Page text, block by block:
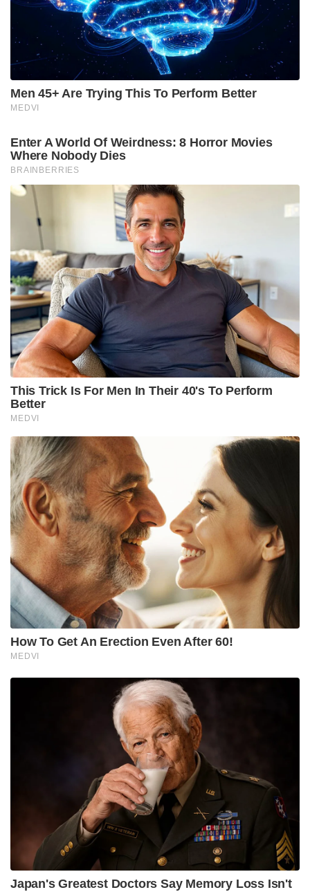
കംപ്യൂട്ടറുകളിലേക്ക് നുഴഞ്ഞു കയറുന്നതിനായി
ഫിഷിംഗ് ഇമെയിലുകളും വിദൂര ആക്സസ്
മാല്‍വെയറുകളുമാണ് സെെബര്‍ ആക്രമികള്‍
ഉപയോഗിച്ചതെന്നും കണ്ടെത്തിയിട്ടുണ്ട്.ഇതിലൂടെ
നിര്‍ണായക വിവരങ്ങള്‍ മോഷ്ടിക്കാനായിരുന്നു
പാകിസ്ഥാന്‍ ഹാക്കര്‍മാരുടെ ശ്രമം.
Sainikam